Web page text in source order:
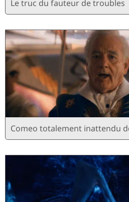
Le truc du fauteur de troubles
Comeo totalement inattendu